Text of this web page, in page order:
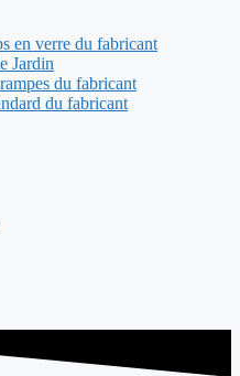
en verre du fabricant
Jardin
du fabricant
du fabricant